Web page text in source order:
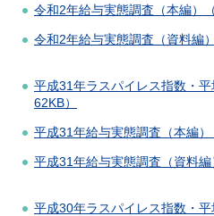
令和2年給与実態調査（本編）
令和2年給与実態調査（資料編
平成31年ラスパイレス指数・
62KB）
平成31年給与実態調査（本編）
平成31年給与実態調査（資料編
平成30年ラスパイレス指数・